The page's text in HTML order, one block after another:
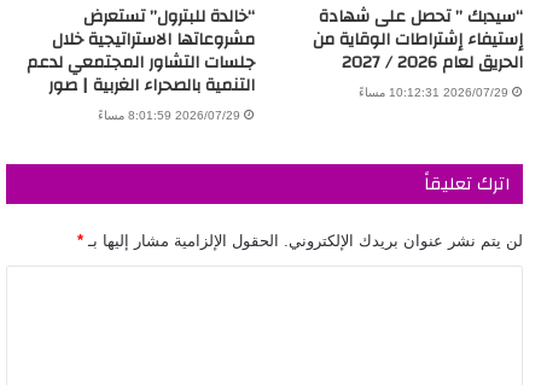
“سيدبك ” تحصل على شهادة
إستيفاء إشتراطات الوقاية من
الحريق لعام 2026 / 2027
2026/07/29 10:12:31 مساءً
“خالدة للبترول” تستعرض
مشروعاتها الاستراتيجية خلال
جلسات التشاور المجتمعي لدعم
التنمية بالصحراء الغربية | صور
2026/07/29 8:01:59 مساءً
اترك تعليقاً
لن يتم نشر عنوان بريدك الإلكتروني. الحقول الإلزامية مشار إليها بـ *